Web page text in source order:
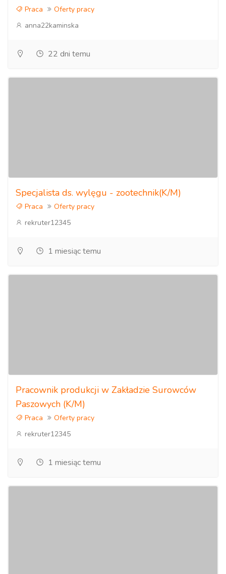
Praca
Oferty pracy
anna22kaminska
22 dni temu
Specjalista ds. wylęgu - zootechnik(K/M)
Praca
Oferty pracy
rekruter12345
1 miesiąc temu
Pracownik produkcji w Zakładzie Surowców
Paszowych (K/M)
Praca
Oferty pracy
rekruter12345
1 miesiąc temu